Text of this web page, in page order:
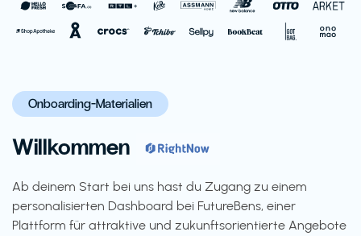
Onboarding-Materialien
Willkommen
Ab deinem Start bei uns hast du Zugang zu einem
personalisierten Dashboard bei FutureBens, einer
Plattform für attraktive und zukunftsorientierte Angebote